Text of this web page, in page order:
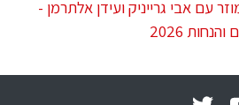
עם אבי גרייניק ועידן אלתרמן -
2026